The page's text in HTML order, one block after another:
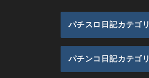
パチスロ日記カテゴリ
パチンコ日記カテゴリ